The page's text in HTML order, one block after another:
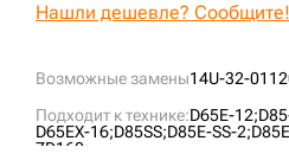
Возможные замены14U-32-
Подходит к технике:D65E-12;
D65EX-16;D85SS;D85E-SS-2;
ZD160;
Нашли дешевле? Сообщите!